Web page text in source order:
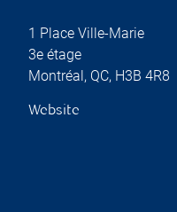
1 Place Ville-Marie
3e étage
Montréal , QC, H3B 4R8
Website